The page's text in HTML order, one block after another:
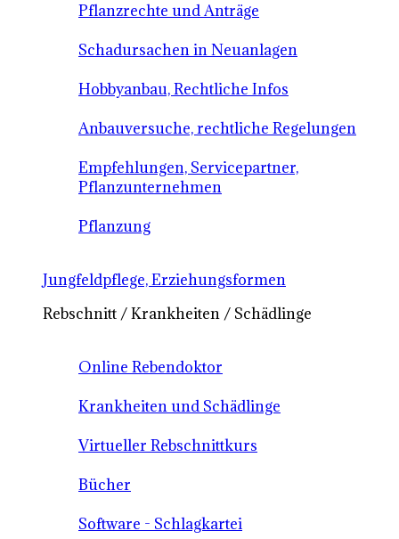
Pflanzrechte und Anträge
Schadursachen in Neuanlagen
Hobbyanbau, Rechtliche Infos
Anbauversuche, rechtliche Regelungen
Empfehlungen, Servicepartner,
Pflanzunternehmen
Pflanzung
Jungfeldpflege, Erziehungsformen
Rebschnitt / Krankheiten / Schädlinge
Online Rebendoktor
Krankheiten und Schädlinge
Virtueller Rebschnittkurs
Bücher
Software - Schlagkartei